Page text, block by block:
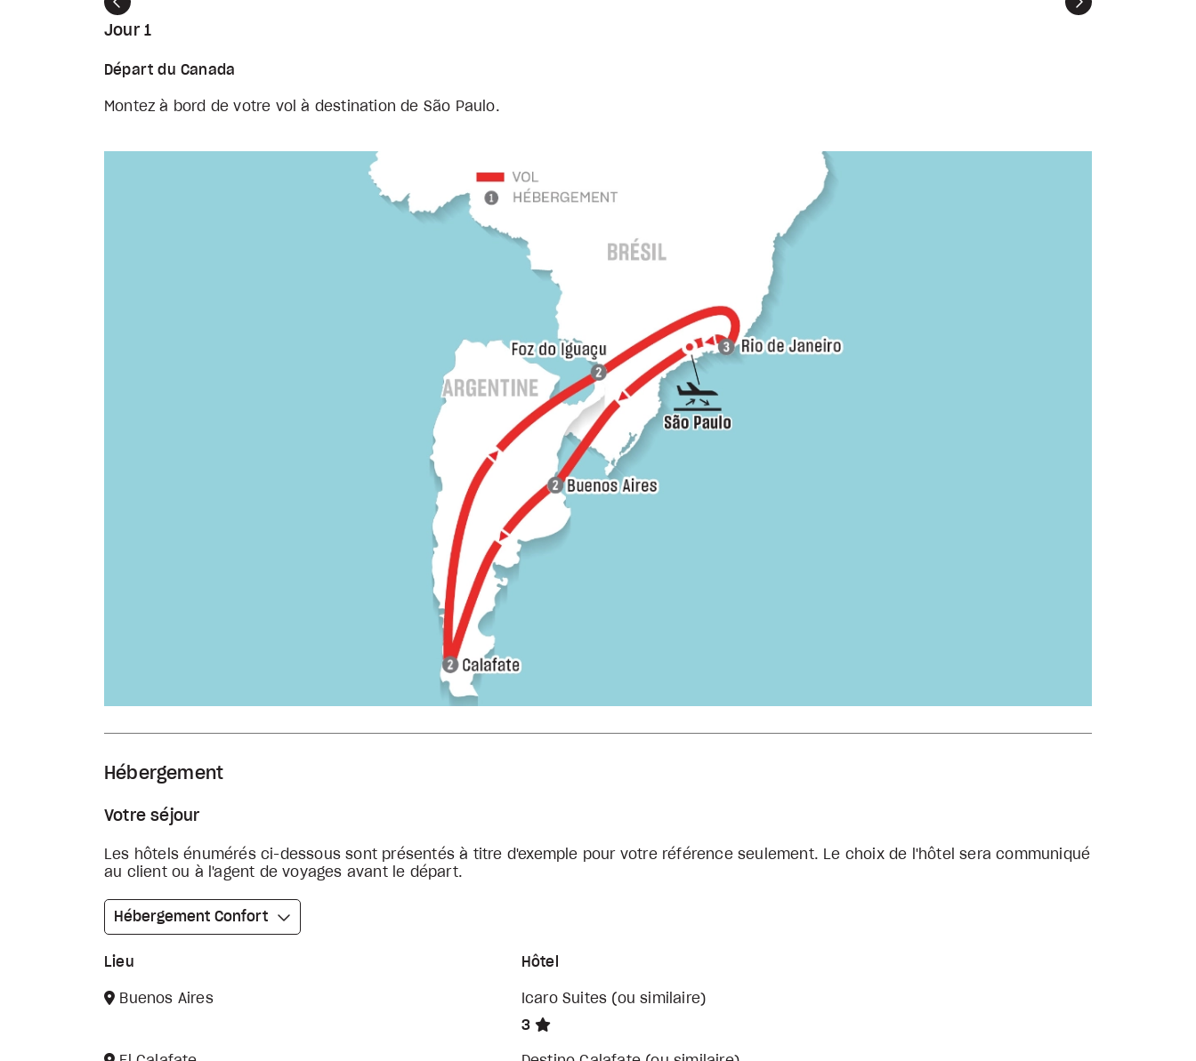
Précédent Suivant
Jour 1
Départ du Canada
Montez à bord de votre vol à destination de São Paulo.
Hébergement
Votre séjour
Les hôtels énumérés ci-dessous sont présentés à titre d'exemple pour votre référence seulement. Le choix de l'hôtel sera communiqué
au client ou à l'agent de voyages avant le départ.
Hébergement Confort
Lieu Hôtel
Buenos Aires
Icaro Suites (ou similaire)
3